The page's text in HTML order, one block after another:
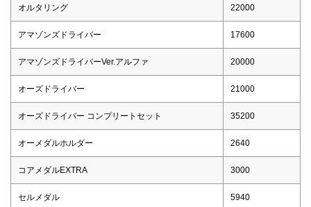
オルタリング 22000
アマゾンズドライバー 17600
アマゾンズドライバーVer.アルファ 20000
オーズドライバー 21000
オーズドライバー コンプリートセット 35200
オーメダルホルダー 2640
コアメダルEXTRA 3000
セルメダル 5940